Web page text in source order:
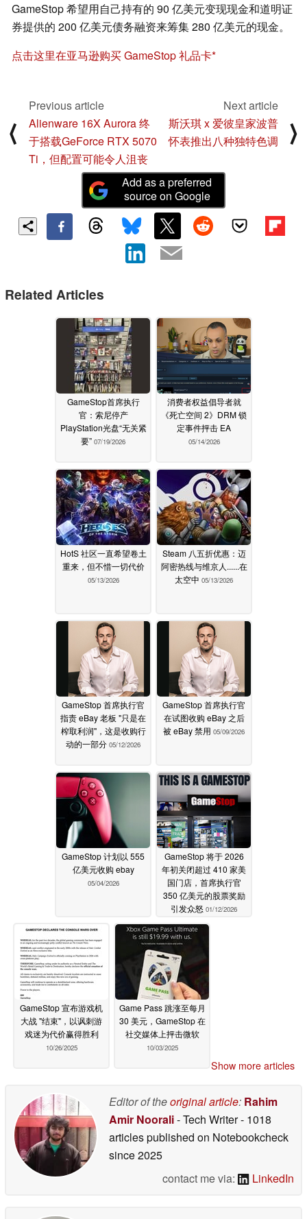
GameStop 希望用自己持有的 90 亿美元变现现金和道明证
券提供的 200 亿美元债务融资来筹集 280 亿美元的现金。
点击这里在亚马逊购买 GameStop 礼品卡
⟨
Previous article
Alienware 16X Aurora 终
于搭载GeForce RTX 5070
Ti，但配置可能令人沮丧
Next article
斯沃琪 x 爱彼皇家波普
怀表推出八种独特色调
⟩
Add as a preferred
source on Google
Related Articles
GameStop首席执行
官：索尼停产
PlayStation光盘“无关紧
要” 07/19/2026
消费者权益倡导者就
《死亡空间 2》DRM 锁
定事件抨击 EA
05/14/2026
HotS 社区一直希望卷土
重来，但不惜一切代价
05/13/2026
Steam 八五折优惠：迈
阿密热线与维京人......在
太空中 05/13/2026
GameStop 首席执行官
指责 eBay 老板 "只是在
榨取利润"，这是收购行
动的一部分 05/12/2026
GameStop 首席执行官
在试图收购 eBay 之后
被 eBay 禁用 05/09/2026
GameStop 计划以 555
亿美元收购 ebay
05/04/2026
GameStop 将于 2026
年初关闭超过 410 家美
国门店，首席执行官
350 亿美元的股票奖励
引发众怒 01/12/2026
GameStop 宣布游戏机
大战 "结束"，以讽刺游
戏迷为代价赢得胜利
10/26/2025
Game Pass 跳涨至每月
30 美元，GameStop 在
社交媒体上抨击微软
10/03/2025
Show more articles
Editor of theoriginal article: Rahim
Amir Noorali- Tech Writer- 1018
articles published on Notebookcheck
since 2025
contact me via:
LinkedIn